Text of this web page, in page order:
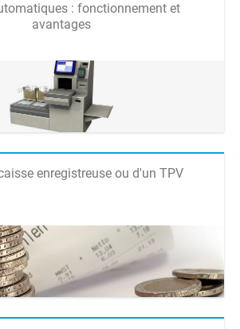
: fonctionnement et
avantages
enregistreuse ou d'un TPV